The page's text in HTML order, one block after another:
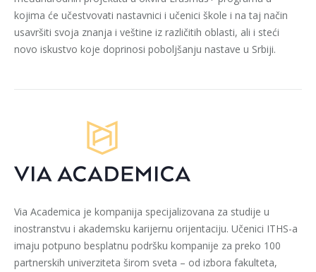
kojima će učestvovati nastavnici i učenici škole i na taj način
usavršiti svoja znanja i veštine iz različitih oblasti, ali i steći
novo iskustvo koje doprinosi poboljšanju nastave u Srbiji.
Via Academica je kompanija specijalizovana za studije u
inostranstvu i akademsku karijernu orijentaciju. Učenici ITHS-a
imaju potpuno besplatnu podršku kompanije za preko 100
partnerskih univerziteta širom sveta – od izbora fakulteta,